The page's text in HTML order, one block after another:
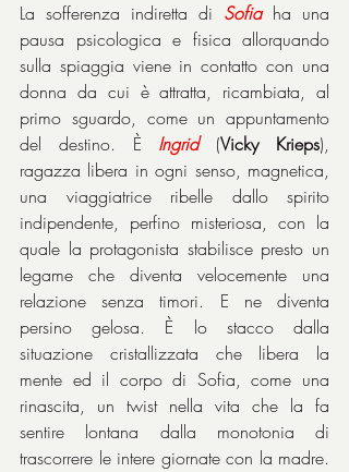
La sofferenza indiretta di Sofia ha una
pausa psicologica e fisica allorquando
sulla spiaggia viene in contatto con una
donna da cui è attratta, ricambiata, al
primo sguardo, come un appuntamento
del destino. È Ingrid (Vicky Krieps),
ragazza libera in ogni senso, magnetica,
una viaggiatrice ribelle dallo spirito
indipendente, perfino misteriosa, con la
quale la protagonista stabilisce presto un
legame che diventa velocemente una
relazione senza timori. E ne diventa
persino gelosa. È lo stacco dalla
situazione cristallizzata che libera la
mente ed il corpo di Sofia, come una
rinascita, un twist nella vita che la fa
sentire lontana dalla monotonia di
trascorrere le intere giornate con la madre.